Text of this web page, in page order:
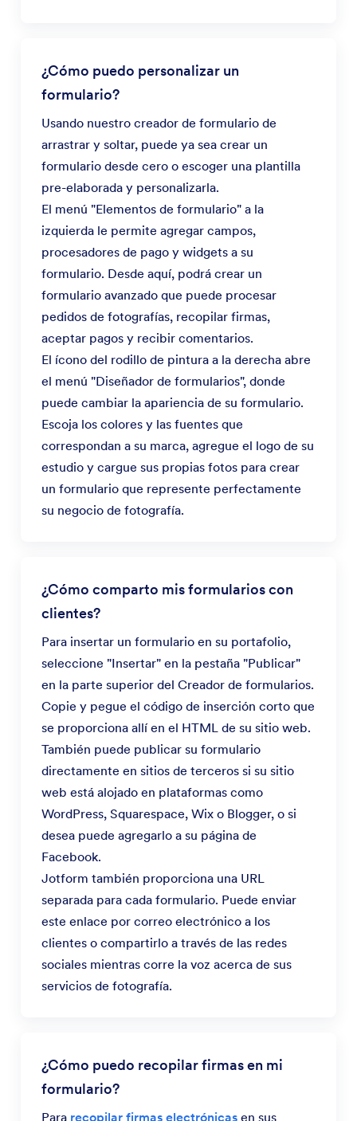
¿Cómo puedo personalizar un
formulario?
Usando nuestro creador de formulario de
arrastrar y soltar, puede ya sea crear un
formulario desde cero o escoger una plantilla
pre-elaborada y personalizarla.
El menú "Elementos de formulario" a la
izquierda le permite agregar campos,
procesadores de pago y widgets a su
formulario. Desde aquí, podrá crear un
formulario avanzado que puede procesar
pedidos de fotografías, recopilar firmas,
aceptar pagos y recibir comentarios.
El ícono del rodillo de pintura a la derecha abre
el menú "Diseñador de formularios", donde
puede cambiar la apariencia de su formulario.
Escoja los colores y las fuentes que
correspondan a su marca, agregue el logo de su
estudio y cargue sus propias fotos para crear
un formulario que represente perfectamente
su negocio de fotografía.
¿Cómo comparto mis formularios con
clientes?
Para insertar un formulario en su portafolio,
seleccione "Insertar" en la pestaña "Publicar"
en la parte superior del Creador de formularios.
Copie y pegue el código de inserción corto que
se proporciona allí en el HTML de su sitio web.
También puede publicar su formulario
directamente en sitios de terceros si su sitio
web está alojado en plataformas como
WordPress, Squarespace, Wix o Blogger, o si
desea puede agregarlo a su página de
Facebook.
Jotform también proporciona una URL
separada para cada formulario. Puede enviar
este enlace por correo electrónico a los
clientes o compartirlo a través de las redes
sociales mientras corre la voz acerca de sus
servicios de fotografía.
¿Cómo puedo recopilar firmas en mi
formulario?
Para recopilar firmas electrónicas en sus